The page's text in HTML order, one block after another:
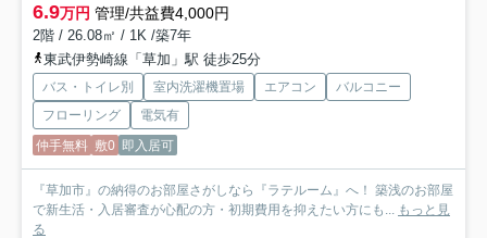
6.9万円 管理/共益費4,000円
2階 / 26.08㎡ / 1K /築7年
東武伊勢崎線「草加」駅 徒歩25分
バス・トイレ別 室内洗濯機置場 エアコン
バルコニー
フローリング
電気有
仲手無料 敷0 即入居可
『草加市』の納得のお部屋さがしなら『ラテルーム』へ！ 築浅のお部屋
で新生活・入居審査が心配の方・初期費用を抑えたい方にも... もっと見
る